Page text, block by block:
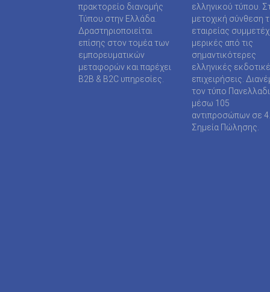
STARCOM PRESS ΕΤΑΙΡΕΙΑ
SUPER MEDIA ΕΚΔΟΤΙΚΕΣ ΕΠΙΧΕΙΡΗΣΕΙΣ ΙΚΕ
TAXHEAVEN A.E
TELEVISION PRINT ΜΟΝΟΠΡΟΣΩΠΗ Ι Κ Ε
πρακτορείο διανομής
Τύπου στην Ελλάδα.
Δραστηριοποιείται
επίσης στον τομέα των
εμπορευματικών
μεταφορών και παρέχει
B2B & B2C υπηρεσίες.
ελληνικού τύπου.
μετοχική σύνθεση
εταιρείας
μερικές από τις
σημαντικότερες
ελληνικές
επιχειρήσεις.
τον τύπο
μέσω 105
αντιπροσώπων σε
Σημεία Πώλησης.